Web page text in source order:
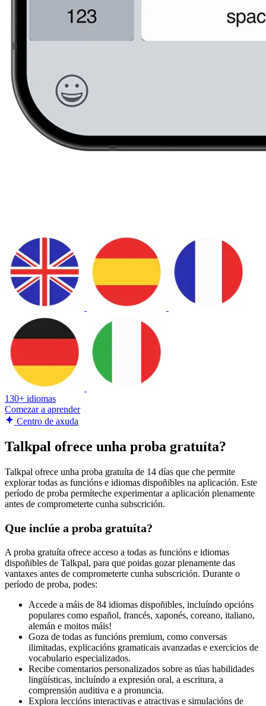
130+ idiomas
Comezar a aprender
Centro de axuda
Talkpal ofrece unha proba gratuíta?
Talkpal ofrece unha proba gratuíta de 14 días que che permite
explorar todas as funcións e idiomas dispoñibles na aplicación. Este
período de proba permíteche experimentar a aplicación plenamente
antes de comprometerte cunha subscrición.
Que inclúe a proba gratuíta?
A proba gratuíta ofrece acceso a todas as funcións e idiomas
dispoñibles de Talkpal, para que poidas gozar plenamente das
vantaxes antes de comprometerte cunha subscrición. Durante o
período de proba, podes:
Accede a máis de 84 idiomas dispoñibles, incluíndo opcións
populares como español, francés, xaponés, coreano, italiano,
alemán e moitos máis!
Goza de todas as funcións premium, como conversas
ilimitadas, explicacións gramaticais avanzadas e exercicios de
vocabulario especializados.
Recibe comentarios personalizados sobre as túas habilidades
lingüísticas, incluíndo a expresión oral, a escritura, a
comprensión auditiva e a pronuncia.
Explora leccións interactivas e atractivas e simulacións de